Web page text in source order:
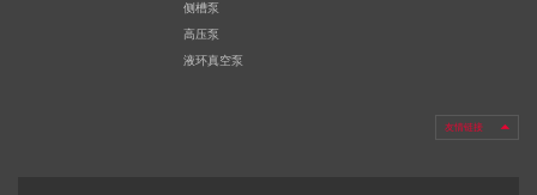
侧槽泵
高压泵
液环真空泵
友情链接 